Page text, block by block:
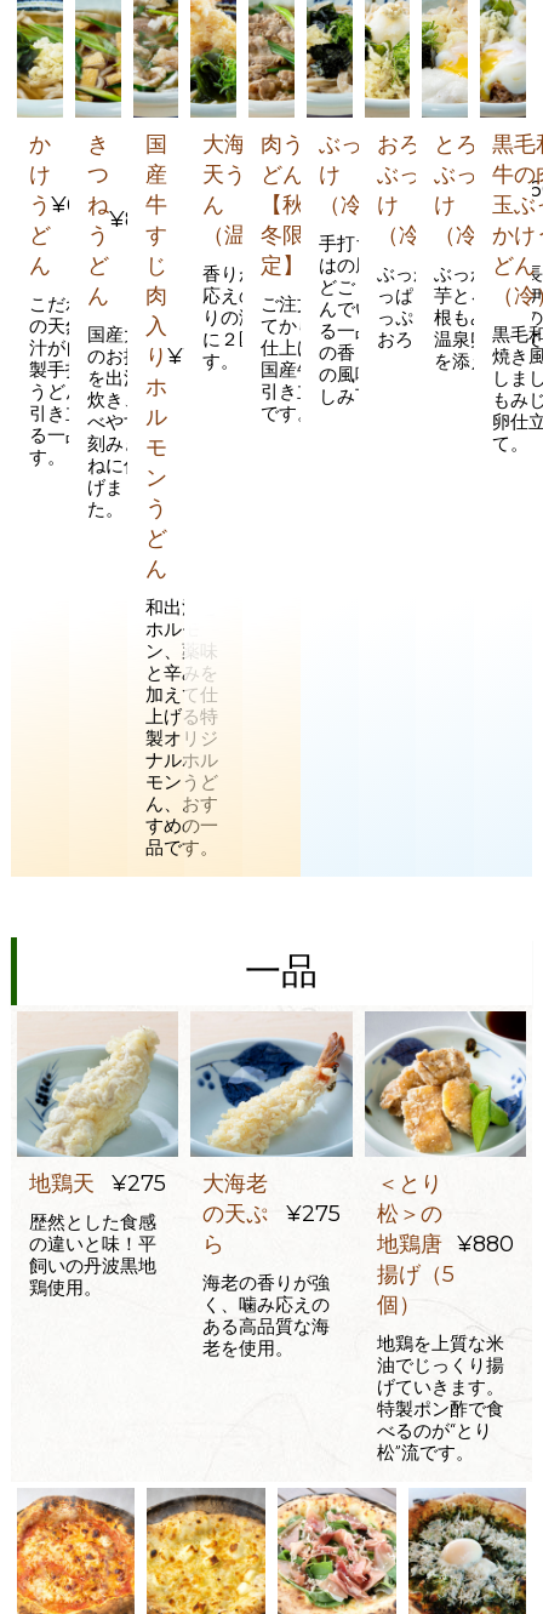
か
け
う
ど
ん
¥605
こだわり
の天然出
汁が自家
製手打ち
うどんを
引き立て
る一品で
す。
き
つ
ね
う
ど
ん
¥825
国産大豆
のお揚げ
を出汁で
炊き、食
べやすく
刻みきつ
ねに仕上
げまし
た。
国
産
牛
す
じ
肉
入
り
ホ
ル
モ
ン
う
ど
ん
¥1,100
和出汁と
ホルモ
ン、薬味
と辛みを
加えて仕
上げる特
製オリジ
ナルホル
モンうど
ん、おす
すめの一
品です。
大海老
天うど
ん
（温）
¥1056
香りが強く食べ
応えのある大ぶ
りの海老を贅沢
に２匹使用しま
す。
肉う
どん
【秋
冬限
定】
¥1,100
ご注文を聞い
てから出汁で
仕上げます。
国産牛の旨さ
引き立つ一品
です。
ぶっか
け
（冷）
¥605
手打ちならで
はの風味との
どごしを楽し
んでいただけ
る一品。小麦
の香りと出汁
の風味をお楽
しみ下さい。
おろし
ぶっか
け
（冷）
¥715
ぶっかけをさ
っぱりと、た
っぷりの大根
おろしで。
とろ玉
ぶっか
け
（冷）
ぶっかけに長
芋とろろ、伊
根もみじ鶏の
温泉卵仕立て
を添えて。
黒毛
牛の
玉ぶ
かけ
どん
（
黒毛
焼き
しま
もみ
卵仕
て。
一品
地鶏天 ¥275
歴然とした食感
の違いと味！平
飼いの丹波黒地
鶏使用。
大海老
の天ぷ
ら
¥275
海老の香りが強
く、噛み応えの
ある高品質な海
老を使用。
＜とり
松＞の
地鶏唐
揚げ（5
個）
¥880
地鶏を上質な米
油でじっくり揚
げていきます。
特製ポン酢で食
べるのが“とり
松”流です。